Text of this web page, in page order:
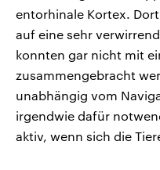
entorhinale Kortex.
auf eine sehr
konnten gar nicht mit
zusammengebracht
unabhängig vom
irgendwie dafür
aktiv, wenn sich die